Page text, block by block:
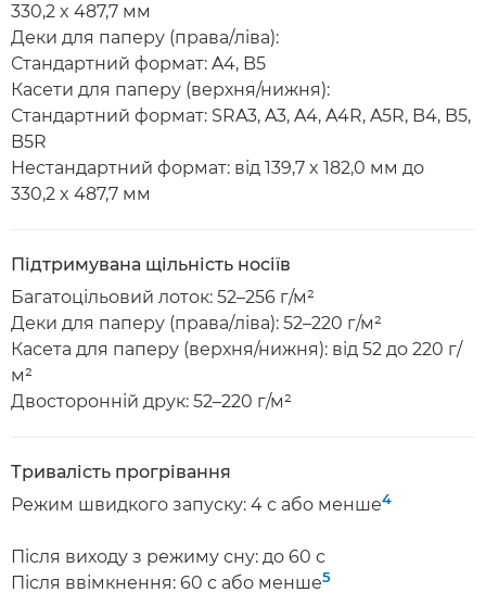
330,2 x 487,7 мм
Деки для паперу (права/ліва):
Стандартний формат: A4, B5
Касети для паперу (верхня/нижня):
Стандартний формат: SRA3, A3, A4, A4R, A5R, B4, B5,
B5R
Нестандартний формат: від 139,7 x 182,0 мм до
330,2 x 487,7 мм
Підтримувана щільність носіїв
Багатоцільовий лоток: 52–256 г/м²
Деки для паперу (права/ліва): 52–220 г/м²
Касета для паперу (верхня/нижня): від 52 до 220 г/
м²
Двосторонній друк: 52–220 г/м²
Тривалість прогрівання
Режим швидкого запуску: 4 с або менше4
Після виходу з режиму сну: до 60 с
Після ввімкнення: 60 с або менше5